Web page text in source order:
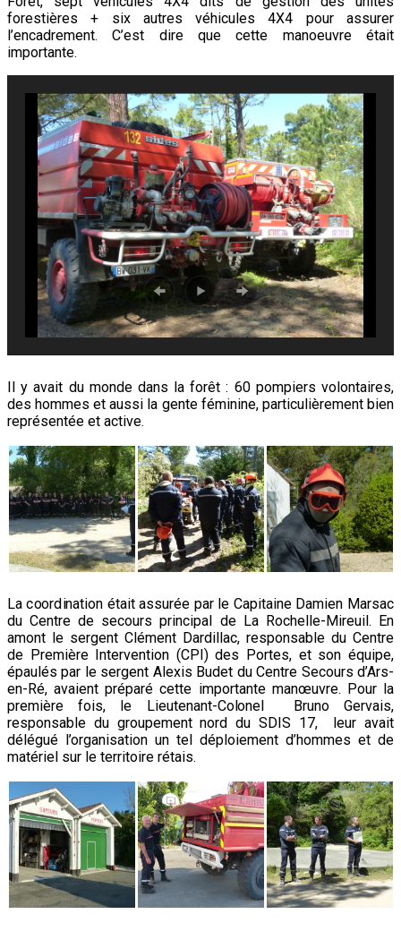
forestières + six autres véhicules 4X4 pour assurer
l’encadrement. C’est dire que cette manoeuvre était
importante.
Il y avait du monde dans la forêt : 60 pompiers volontaires,
des hommes et aussi la gente féminine, particulièrement bien
représentée et active.
La coordination était assurée par le Capitaine Damien Marsac
du Centre de secours principal de La Rochelle-Mireuil. En
amont le sergent Clément Dardillac, responsable du Centre
de Première Intervention (CPI) des Portes, et son équipe,
épaulés par le sergent Alexis Budet du Centre Secours d’Ars-
en-Ré, avaient préparé cette importante manœuvre. Pour la
première fois, le Lieutenant-Colonel Bruno Gervais,
responsable du groupement nord du SDIS 17, leur avait
délégué l’organisation un tel déploiement d’hommes et de
matériel sur le territoire rétais.